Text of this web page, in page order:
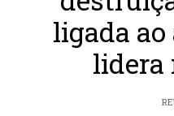
ligada